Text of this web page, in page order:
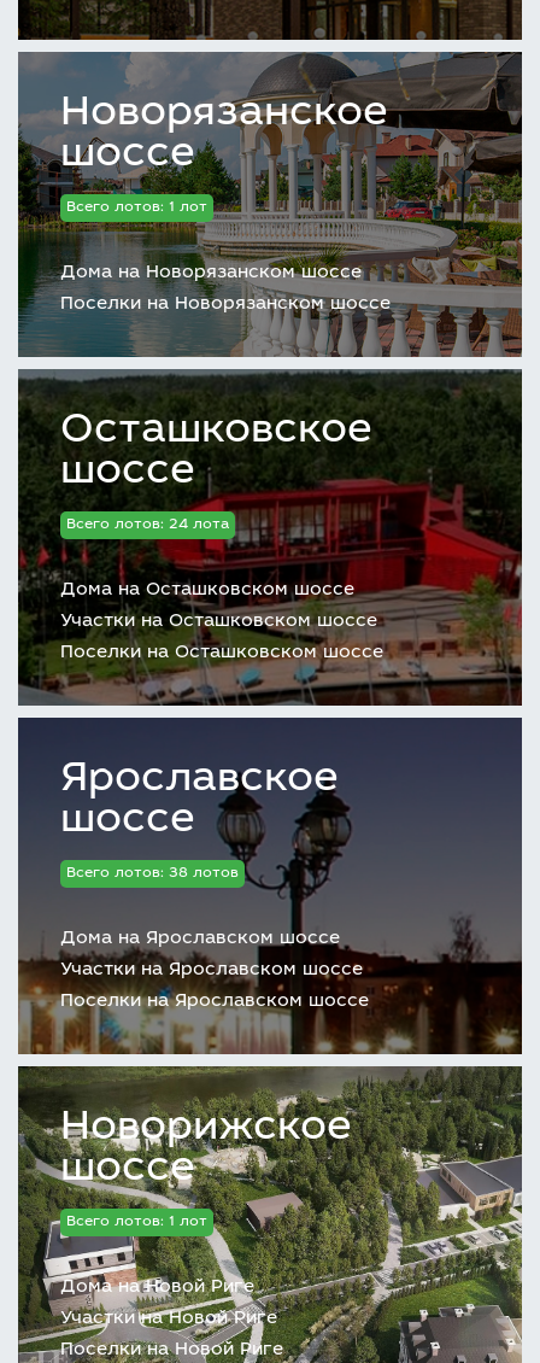
Новорязанское
шоссе
Всего лотов: 1 лот
Дома на Новорязанском шоссе
Поселки на Новорязанском шоссе
Осташковское
шоссе
Всего лотов: 24 лота
Дома на Осташковском шоссе
Участки на Осташковском шоссе
Поселки на Осташковском шоссе
Ярославское
шоссе
Всего лотов: 38 лотов
Дома на Ярославском шоссе
Участки на Ярославском шоссе
Поселки на Ярославском шоссе
Новорижское
шоссе
Всего лотов: 1 лот
Дома на Новой Риге
Участки на Новой Риге
Поселки на Новой Риге